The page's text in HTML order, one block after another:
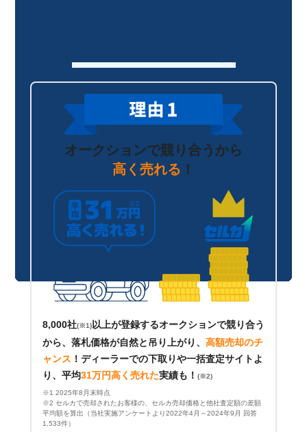
オークションで競り合うから
高く売れる ！
8,000社(※1) 以上が登録するオークションで競り合う
から、落札価格が自然と吊り上がり、 高額売却のチ
ャンス ！ ディーラーでの下取りや一括査定サイトよ
り、平均31万円高く売れた実績も！ (※2)
※1 2025年8月末時点
※2 セルカで売却されたお客様の、セルカ売却価格と他社査定額の差額
平均額を算出（当社実施アンケートより2022年4月～2024年9月 回答
1,533件）